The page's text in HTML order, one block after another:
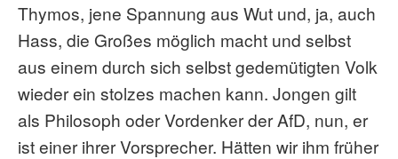
Thymos, jene Spannung aus Wut und, ja, auch
Hass, die Großes möglich macht und selbst
aus einem durch sich selbst gedemütigten Volk
wieder ein stolzes machen kann. Jongen gilt
als Philosoph oder Vordenker der AfD, nun, er
ist einer ihrer Vorsprecher. Hätten wir ihm früher